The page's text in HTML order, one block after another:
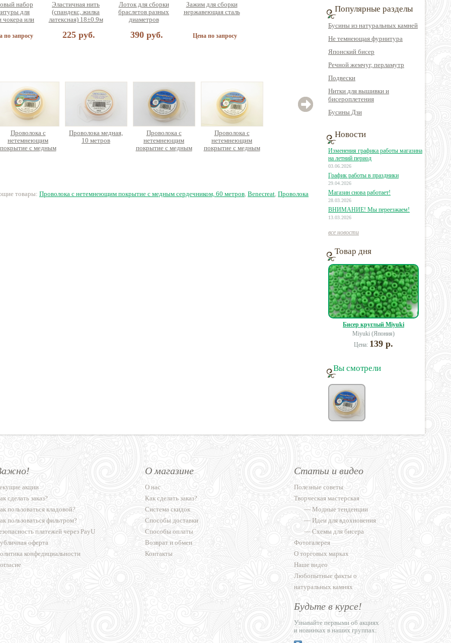
набор
для
чокера или
по запросу
Эластичная нить
(спандекс, жилка
латексная) 18±0.9м
225 руб.
Лоток для сборки
браслетов разных
диаметров
390 руб.
Зажим для сборки
нержавеющая сталь
Цена по запросу
для
украшений
руб.
Проволока с
нетемнеющим
покрытие с медным
Проволока медная,
10 метров
Проволока с
нетемнеющим
покрытие с медным
Проволока с
нетемнеющим
покрытие с медным
Проволока с
нетемнеющим
покрытие с медным
сердечником, 10
метров
1190 руб.
покрытие с медным
сердечником, эконом-
упаковка 20 метров
товары: Проволока с нетемнеющим покрытие с медным сердечником, 60 метров, Benecreat, Проволока
Популярные разделы
Бусины из натуральных камней
Не темнеющая фурнитура
Японский бисер
Речной жемчуг, перламутр
Подвески
Нитки для вышивки и
бисероплетения
Бусины Дзи
Новости
Изменения графика работы магазина
на летний период
03.06.2026
График работы в праздники
29.04.2026
Магазин снова работает!
28.03.2026
ВНИМАНИЕ! Мы переезжаем!
13.03.2026
все новости
Товар дня
Бисер круглый Miyuki
Miyuki (Япония)
Цена: 139 р.
Вы смотрели
акции
сделать заказ?
пользоваться кладовой?
пользоваться фильтром?
платежей через PayU
оферта
конфедициальности
О магазине
О нас
Как сделать заказ?
Система скидок
Способы доставки
Способы оплаты
Возврат и обмен
Контакты
Статьи и видео
Полезные советы
Творческая мастерская
—Модные тенденции
—Идеи для вдохновения
—Схемы для бисера
Фотогалерея
О торговых марках
Наше видео
Любопытные факты о
натуральных камнях
Будьте в курсе!
Узнавайте первыми об акциях
и новинках в наших группах: